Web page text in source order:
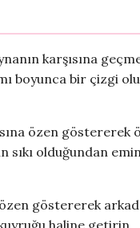
karşısına
boyunca bir çizgi
özen göstererek
sıkı olduğundan
göstererek
haline getirin.